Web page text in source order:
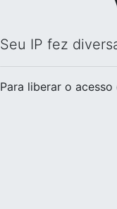
Seu IP fez
Para liberar o acesso